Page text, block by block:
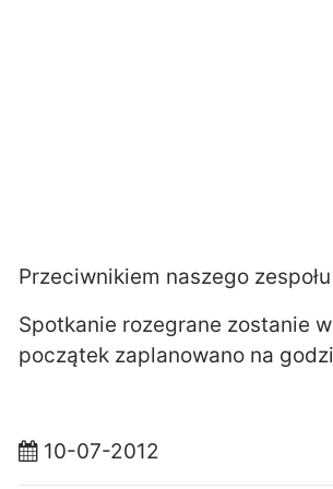
Przeciwnikiem naszego
Spotkanie rozegrane zostanie
początek zaplanowano na
10-07-2012